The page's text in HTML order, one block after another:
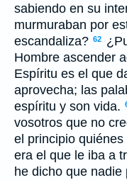
sabiendo en su
murmuraban por
escandaliza? 62
Hombre ascender
Espíritu es el que
aprovecha; las
espíritu y son vida.
vosotros que no
el principio
era el que le iba a
he dicho que